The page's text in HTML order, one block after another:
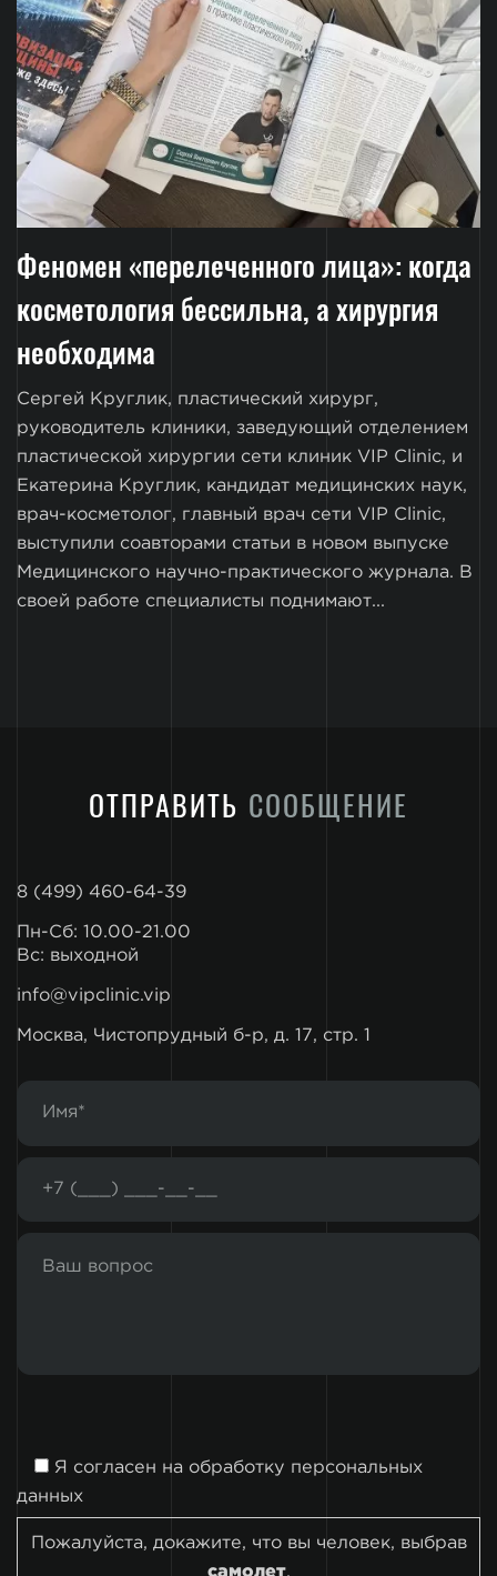
Феномен «перелеченного лица»: когда
косметология бессильна, а хирургия
необходима
Сергей Круглик, пластический хирург,
руководитель клиники, заведующий отделением
пластической хирургии сети клиник VIP Clinic, и
Екатерина Круглик, кандидат медицинских наук,
врач-косметолог, главный врач сети VIP Clinic,
выступили соавторами статьи в новом выпуске
Медицинского научно-практического журнала. В
своей работе специалисты поднимают...
ОТПРАВИТЬ СООБЩЕНИЕ
8 (499) 460-64-39
Пн-Сб: 10.00-21.00
Вс: выходной
info@vipclinic.vip
Москва, Чистопрудный б-р, д. 17, стр. 1
Я согласен на обработку персональных
данных
Пожалуйста, докажите, что вы человек, выбрав
самолет.